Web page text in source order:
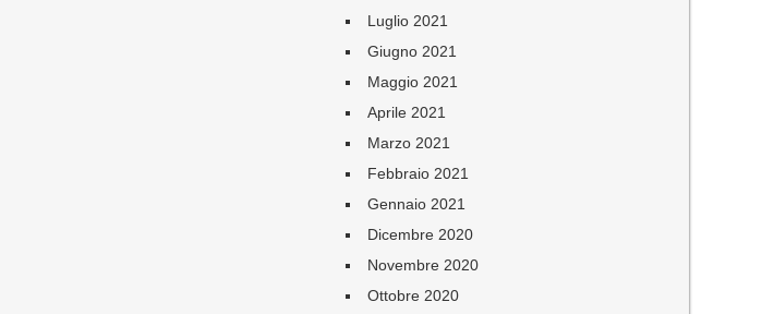
Luglio 2021
Giugno 2021
Maggio 2021
Aprile 2021
Marzo 2021
Febbraio 2021
Gennaio 2021
Dicembre 2020
Novembre 2020
Ottobre 2020